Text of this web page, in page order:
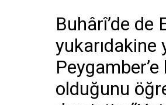
Buhârî’de de
yukarıdakine
olduğunu